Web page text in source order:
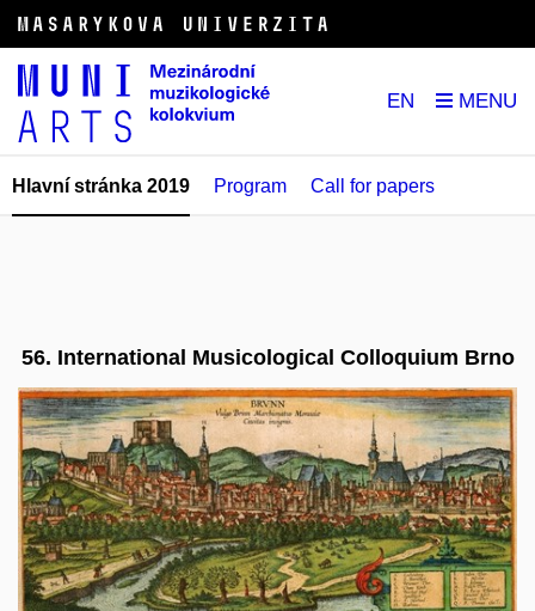
EN
Hlavní stránka 2019 Program Call for papers
56. International Musicological Colloquium Brno